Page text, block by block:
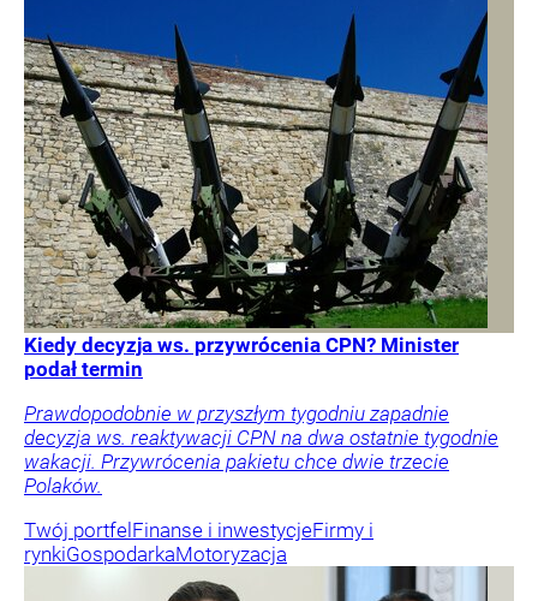
Kiedy decyzja ws. przywrócenia CPN? Minister
podał termin
Prawdopodobnie w przyszłym tygodniu zapadnie
decyzja ws. reaktywacji CPN na dwa ostatnie tygodnie
wakacji. Przywrócenia pakietu chce dwie trzecie
Polaków.
Twój portfel Finanse i inwestycjeFirmy i
rynkiGospodarkaMotoryzacja